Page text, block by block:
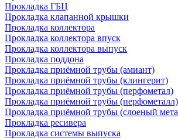
Прокладка ГБЦ
Прокладка клапанной крышки
Прокладка коллектора
Прокладка коллектора впуск
Прокладка коллектора выпуск
Прокладка поддона
Прокладка приёмной трубы (амиант)
Прокладка приёмной трубы (клингерит)
Прокладка приёмной трубы (перфометал)
Прокладка приёмной трубы (перфометалл)
Прокладка приёмной трубы (слоеный
Прокладка ресивера
Прокладка системы выпуска